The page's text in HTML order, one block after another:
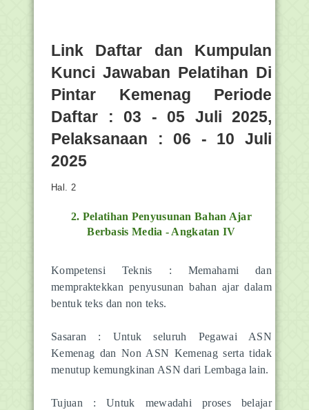
Link Daftar dan Kumpulan
Kunci Jawaban Pelatihan Di
Pintar Kemenag Periode
Daftar : 03 - 05 Juli 2025,
Pelaksanaan : 06 - 10 Juli
2025
Hal. 2
2. Pelatihan Penyusunan Bahan Ajar
Berbasis Media - Angkatan IV
Kompetensi Teknis : Memahami dan
mempraktekkan penyusunan bahan ajar dalam
bentuk teks dan non teks.
Sasaran : Untuk seluruh Pegawai ASN
Kemenag dan Non ASN Kemenag serta tidak
menutup kemungkinan ASN dari Lembaga lain.
Tujuan : Untuk mewadahi proses belajar